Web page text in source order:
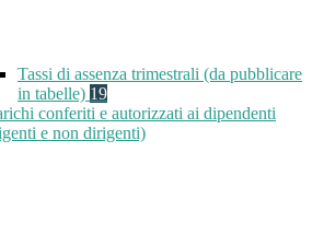
Tassi di assenza trimestrali (da pubblicare
in tabelle) 19
conferiti e autorizzati ai dipendenti
e non dirigenti)